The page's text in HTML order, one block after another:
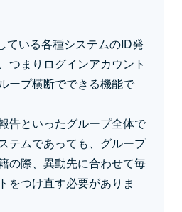
ている各種システムのID発
つまりログインアカウント
ープ横断でできる機能で
告といったグループ全体で
テムであっても、グループ
の際、異動先に合わせて毎
をつけ直す必要がありま